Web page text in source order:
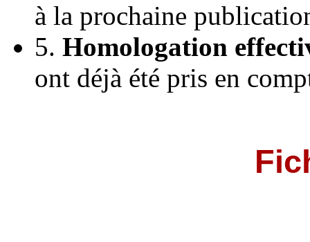
à la prochaine
5. Homologation
ont déjà été pris en